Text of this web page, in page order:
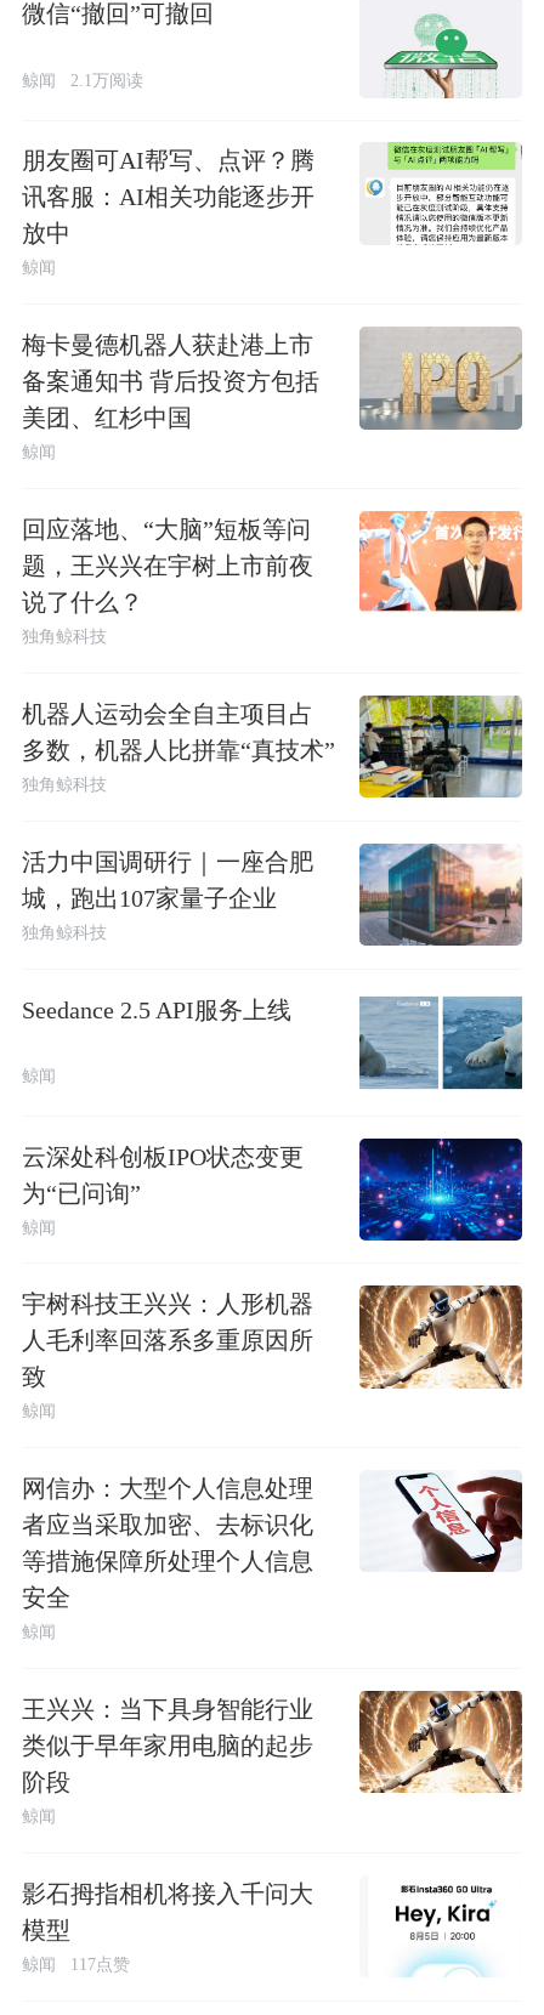
微信“撤回”可撤回
鲸闻 2.1万阅读
朋友圈可AI帮写、点评？腾
讯客服：AI相关功能逐步开
放中
鲸闻
梅卡曼德机器人获赴港上市
备案通知书 背后投资方包括
美团、红杉中国
鲸闻
回应落地、“大脑”短板等问
题，王兴兴在宇树上市前夜
说了什么？
独角鲸科技
机器人运动会全自主项目占
多数，机器人比拼靠“真技术”
独角鲸科技
活力中国调研行｜一座合肥
城，跑出107家量子企业
独角鲸科技
Seedance 2.5 API服务上线
鲸闻
云深处科创板IPO状态变更
为“已问询”
鲸闻
宇树科技王兴兴：人形机器
人毛利率回落系多重原因所
致
鲸闻
网信办：大型个人信息处理
者应当采取加密、去标识化
等措施保障所处理个人信息
安全
鲸闻
王兴兴：当下具身智能行业
类似于早年家用电脑的起步
阶段
鲸闻
影石拇指相机将接入千问大
模型
鲸闻 117点赞